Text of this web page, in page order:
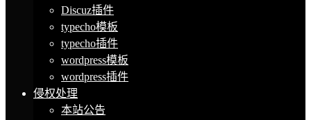
Discuz插件
typecho模板
typecho插件
wordpress模板
wordpress插件
侵权处理
本站公告